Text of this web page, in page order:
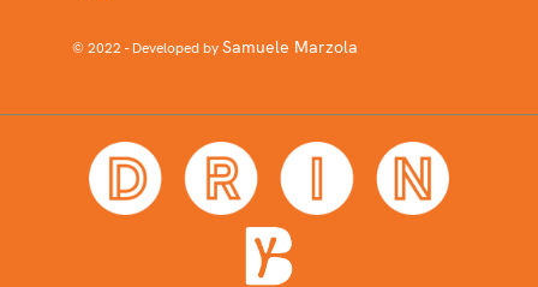
© 2022 - Developed bySamuele Marzola